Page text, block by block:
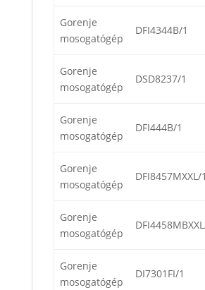
Gorenje
mosogatógép
DFI4344B/1
Gorenje
mosogatógép
DSD8237/1
Gorenje
mosogatógép
DFI444B/1
Gorenje
mosogatógép
DFI8457MXXL/1
Gorenje
mosogatógép
Gorenje
mosogatógép
DI7301FI/1